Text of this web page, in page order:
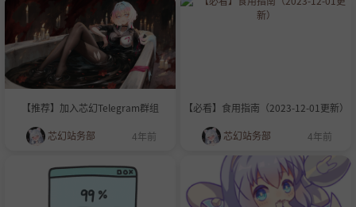
【推荐】加入芯幻Telegram群组
芯幻站务部 4年前
【必看】食用指南（2023-12-01更新）
芯幻站务部 4年前